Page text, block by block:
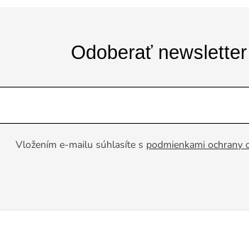
Odoberať newsletter
Vložením e-mailu súhlasíte s podmienkami ochrany